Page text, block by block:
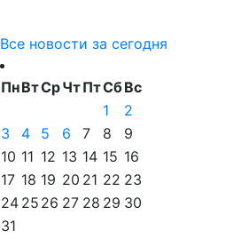
Все новости за сегодня
ПнВтСрЧтПтСбВс
1
2
3
4 5 6 7 8
9
10 11 12 13 14 15 16
17 18 19 20 21 22 23
24 25 26 27 28 29 30
31